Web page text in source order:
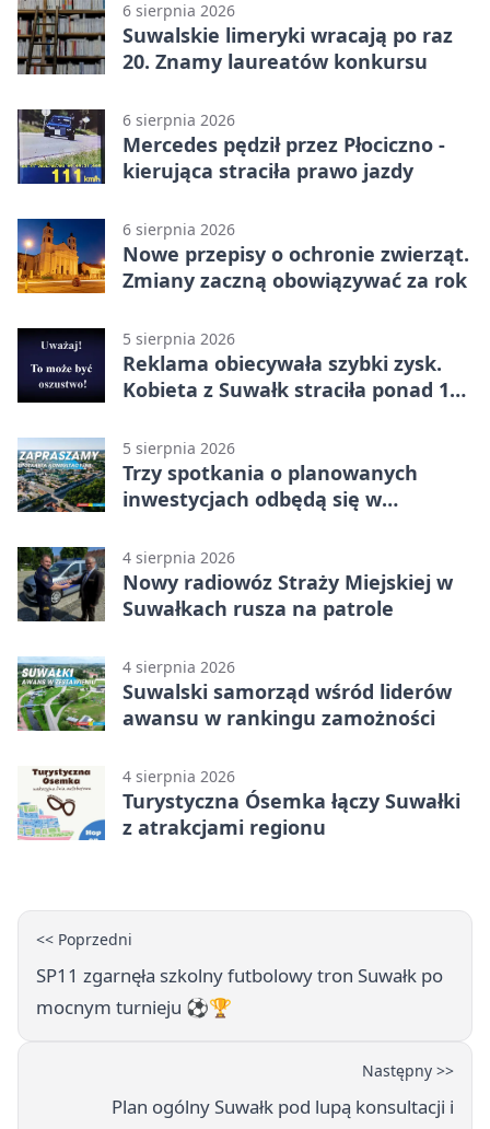
6 sierpnia 2026
Suwalskie limeryki wracają po raz
20. Znamy laureatów konkursu
6 sierpnia 2026
Mercedes pędził przez Płociczno -
kierująca straciła prawo jazdy
6 sierpnia 2026
Nowe przepisy o ochronie zwierząt.
Zmiany zaczną obowiązywać za rok
5 sierpnia 2026
Reklama obiecywała szybki zysk.
Kobieta z Suwałk straciła ponad 190
5 sierpnia 2026
Trzy spotkania o planowanych
inwestycjach odbędą się w
4 sierpnia 2026
Nowy radiowóz Straży Miejskiej w
Suwałkach rusza na patrole
4 sierpnia 2026
Suwalski samorząd wśród liderów
awansu w rankingu zamożności
4 sierpnia 2026
Turystyczna Ósemka łączy Suwałki
z atrakcjami regionu
<< Poprzedni
SP11 zgarnęła szkolny futbolowy tron Suwałk po
mocnym turnieju ⚽🏆
Następny >>
Plan ogólny Suwałk pod lupą konsultacji i